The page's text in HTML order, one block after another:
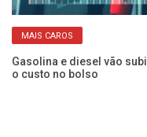
MAIS CAROS
Gasolina e diesel vão
o custo no bolso